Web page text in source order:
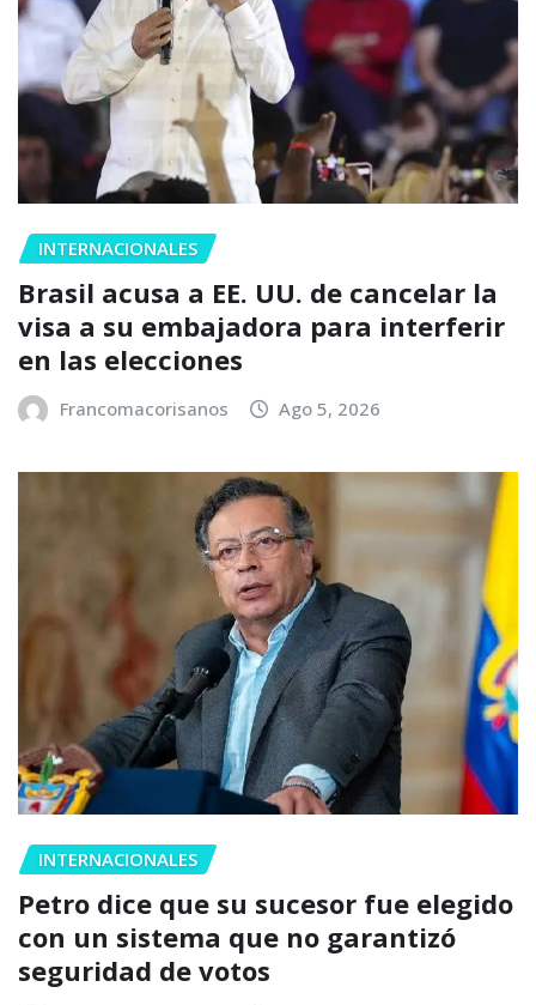
INTERNACIONALES
Brasil acusa a EE. UU. de cancelar la
visa a su embajadora para interferir
en las elecciones
Francomacorisanos Ago 5, 2026
INTERNACIONALES
Petro dice que su sucesor fue elegido
con un sistema que no garantizó
seguridad de votos